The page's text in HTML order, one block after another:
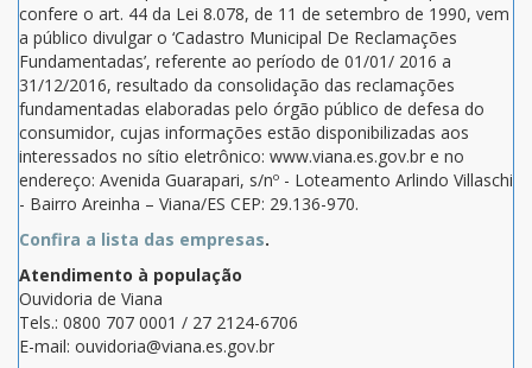
confere o art. 44 da Lei 8.078, de 11 de setembro de 1990, vem
a público divulgar o ‘Cadastro Municipal De Reclamações
Fundamentadas’, referente ao período de 01/01/ 2016 a
31/12/2016, resultado da consolidação das reclamações
fundamentadas elaboradas pelo órgão público de defesa do
consumidor, cujas informações estão disponibilizadas aos
interessados no sítio eletrônico: www.viana.es.gov.br e no
endereço: Avenida Guarapari, s/nº - Loteamento Arlindo Villaschi
- Bairro Areinha – Viana/ES CEP: 29.136-970.
Confira a lista das empresas.
Atendimento à população
Ouvidoria de Viana
Tels.: 0800 707 0001 / 27 2124-6706
E-mail: ouvidoria@viana.es.gov.br